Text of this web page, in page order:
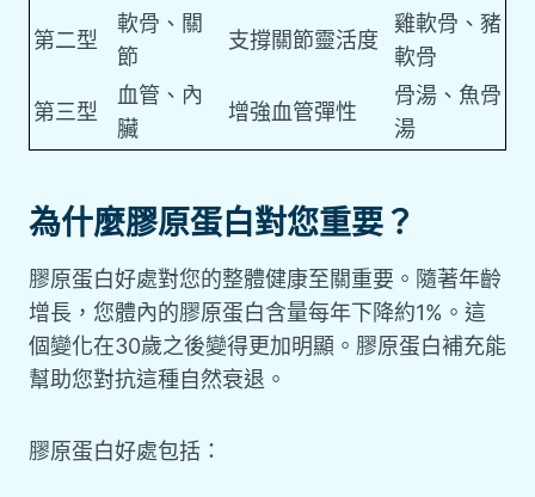
第二型
軟骨、關
節
支撐關節靈活度
雞軟骨、豬
軟骨
第三型
血管、內
臟
增強血管彈性
骨湯、魚骨
湯
為什麼膠原蛋白對您重要？
膠原蛋白好處對您的整體健康至關重要。隨著年齡
增長，您體內的膠原蛋白含量每年下降約1%。這
個變化在30歲之後變得更加明顯。膠原蛋白補充能
幫助您對抗這種自然衰退。
膠原蛋白好處包括：